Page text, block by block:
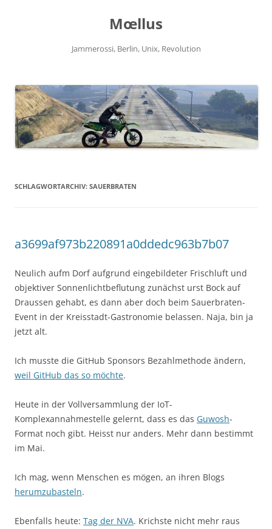
Mœllus
Jammerossi, Berlin, Unix, Revolution
SCHLAGWORTARCHIV: SAUERBRATEN
a3699af973b220891a0ddedc963b7b07
Neulich aufm Dorf aufgrund eingebildeter Frischluft und
objektiver Sonnenlichtbeflutung zunächst urst Bock auf
Draussen gehabt, es dann aber doch beim Sauerbraten-
Event in der Kreisstadt-Gastronomie belassen. Naja, bin ja
jetzt alt.
Ich musste die GitHub Sponsors Bezahlmethode ändern,
weil GitHub das so möchte.
Heute in der Vollversammlung der IoT-
Komplexannahmestelle gelernt, dass es das Guwosh-
Format noch gibt. Heisst nur anders. Mehr dann bestimmt
im Mai.
Ich mag, wenn Menschen es mögen, an ihren Blogs
herumzubasteln.
Ebenfalls heute: Tag der NVA. Krichste nicht mehr raus